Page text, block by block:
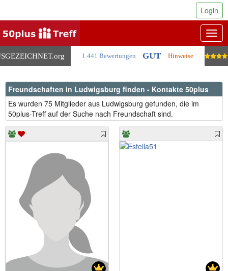
.org 1.441 Bewertungen GUT Hinweise
Login
Freundschaften in Ludwigsburg finden - Kontakte 50plus
Es wurden 75 Mitglieder aus Ludwigsburg gefunden, die im
50plus-Treff auf der Suche nach Freundschaft sind.